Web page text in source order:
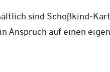
sind Schoßkind-
Anspruch auf einen